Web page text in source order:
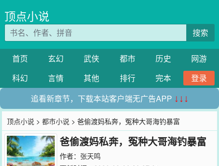
顶点小说
搜索
首页 玄幻 武侠 都市 历史
网游
科幻
言情 其他 排行 完本
登录
追看新章节，下载本站客户端无广告APP ↓↓↓
顶点小说 >都市小说 > 爸偷渡妈私奔，冤种大哥海钓暴富
爸偷渡妈私奔，冤种大哥海钓暴富
作者： 张天鸣